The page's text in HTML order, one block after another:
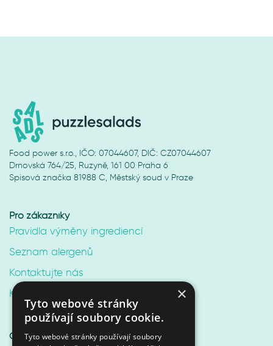
Food power s.r.o., IČO: 07044607, DIČ: CZ07044607
Drnovská 764/25, Ruzyně, 161 00 Praha 6
Spisová značka 81988 C, Městský soud v Praze
Pro zákazníky
Pravidla výměny ingrediencí
Seznam alergenů
Kontaktujte nás
Kariéra v Puzzle Salads
Online shop
×
Tyto webové stránky
používají soubory cookie.
Tyto webové stránky používají soubory